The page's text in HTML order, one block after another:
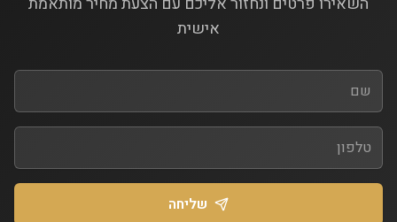
אישית
שליחה